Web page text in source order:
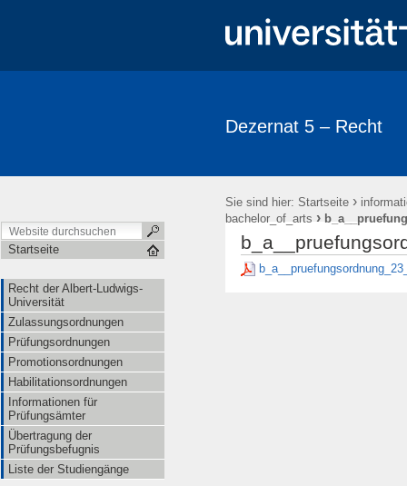
Dezernat 5 – Recht
Sie sind hier: Startseite ›
bachelor_of_arts ›
Startseite
Recht der Albert-Ludwigs-
Universität
Zulassungsordnungen
Prüfungsordnungen
Promotionsordnungen
Habilitationsordnungen
Informationen für
Prüfungsämter
Übertragung der
Prüfungsbefugnis
Liste der Studiengänge